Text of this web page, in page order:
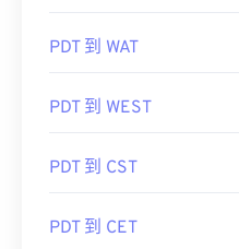
PDT 到 WAT
PDT 到 WEST
PDT 到 CST
PDT 到 CET